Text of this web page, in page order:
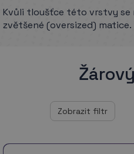
Kvůli tloušťce této vrstvy
zvětšené (oversized) matice.